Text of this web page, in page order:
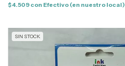
$4.509 con Efectivo (en nuestro local)
SIN STOCK